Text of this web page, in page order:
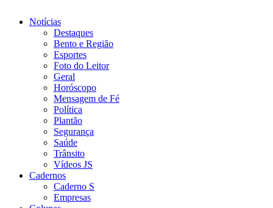
Notícias
Destaques
Bento e Região
Esportes
Foto do Leitor
Geral
Horóscopo
Mensagem de Fé
Política
Plantão
Segurança
Saúde
Trânsito
Vídeos JS
Cadernos
Caderno S
Empresas